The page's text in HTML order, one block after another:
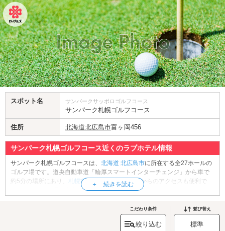
スポット名 サンパークサッポロゴルフコース
サンパーク札幌ゴルフコース
住所 北海道北広島市富ヶ岡456
サンパーク札幌ゴルフコース近くのラブホテル情報
サンパーク札幌ゴルフコースは、 北海道 北広島市に所在する全27ホールの
ゴルフ場です。道央自動車道「輪厚スマートインターチェンジ」から車で
約5分の場所にあり、
札幌市内や「新千歳空港
」からのアクセスも便利で
す。このゴルフ場は広大な石狩平野に位置しており、フラットなコースと
ならではの雄大な景色を楽しみながらプレーを満喫してみませんか？ま
た、クラブハウスにはレストランもあり、プレーの合間やプレー後の食事
にも便利です。北海道らしいリゾート気分を満喫しましょう。
こだわり条件
絞り込む
並び替え
標準